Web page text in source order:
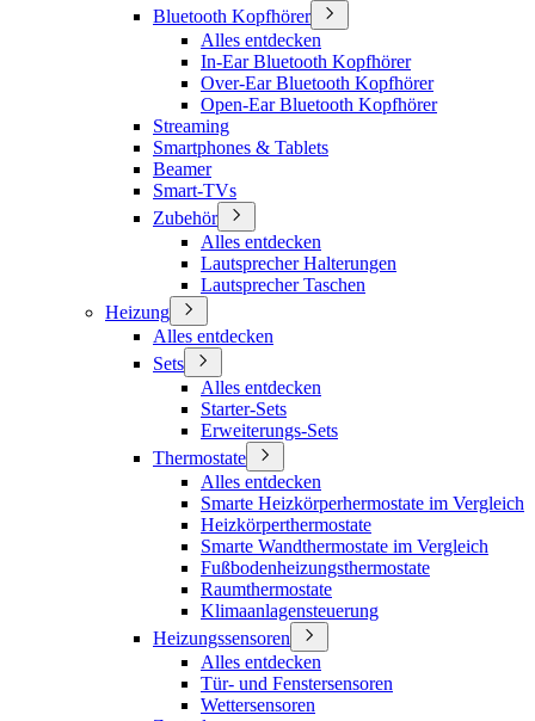
Bluetooth Kopfhörer
Alles entdecken
In-Ear Bluetooth Kopfhörer
Over-Ear Bluetooth Kopfhörer
Open-Ear Bluetooth Kopfhörer
Streaming
Smartphones & Tablets
Beamer
Smart-TVs
Zubehör
Alles entdecken
Lautsprecher Halterungen
Lautsprecher Taschen
Heizung
Alles entdecken
Sets
Alles entdecken
Starter-Sets
Erweiterungs-Sets
Thermostate
Alles entdecken
Smarte Heizkörperhermostate im Vergleich
Heizkörperthermostate
Smarte Wandthermostate im Vergleich
Fußbodenheizungsthermostate
Raumthermostate
Klimaanlagensteuerung
Heizungssensoren
Alles entdecken
Tür- und Fenstersensoren
Wettersensoren